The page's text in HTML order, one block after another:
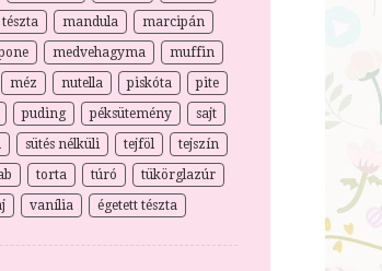
tészta
mandula
marcipán
medvehagyma
muffin
méz nutella piskóta
pite
puding péksütemény
sajt
sütés nélküli tejföl
tejszín
torta túró
tükörglazúr
vanília égetett tészta